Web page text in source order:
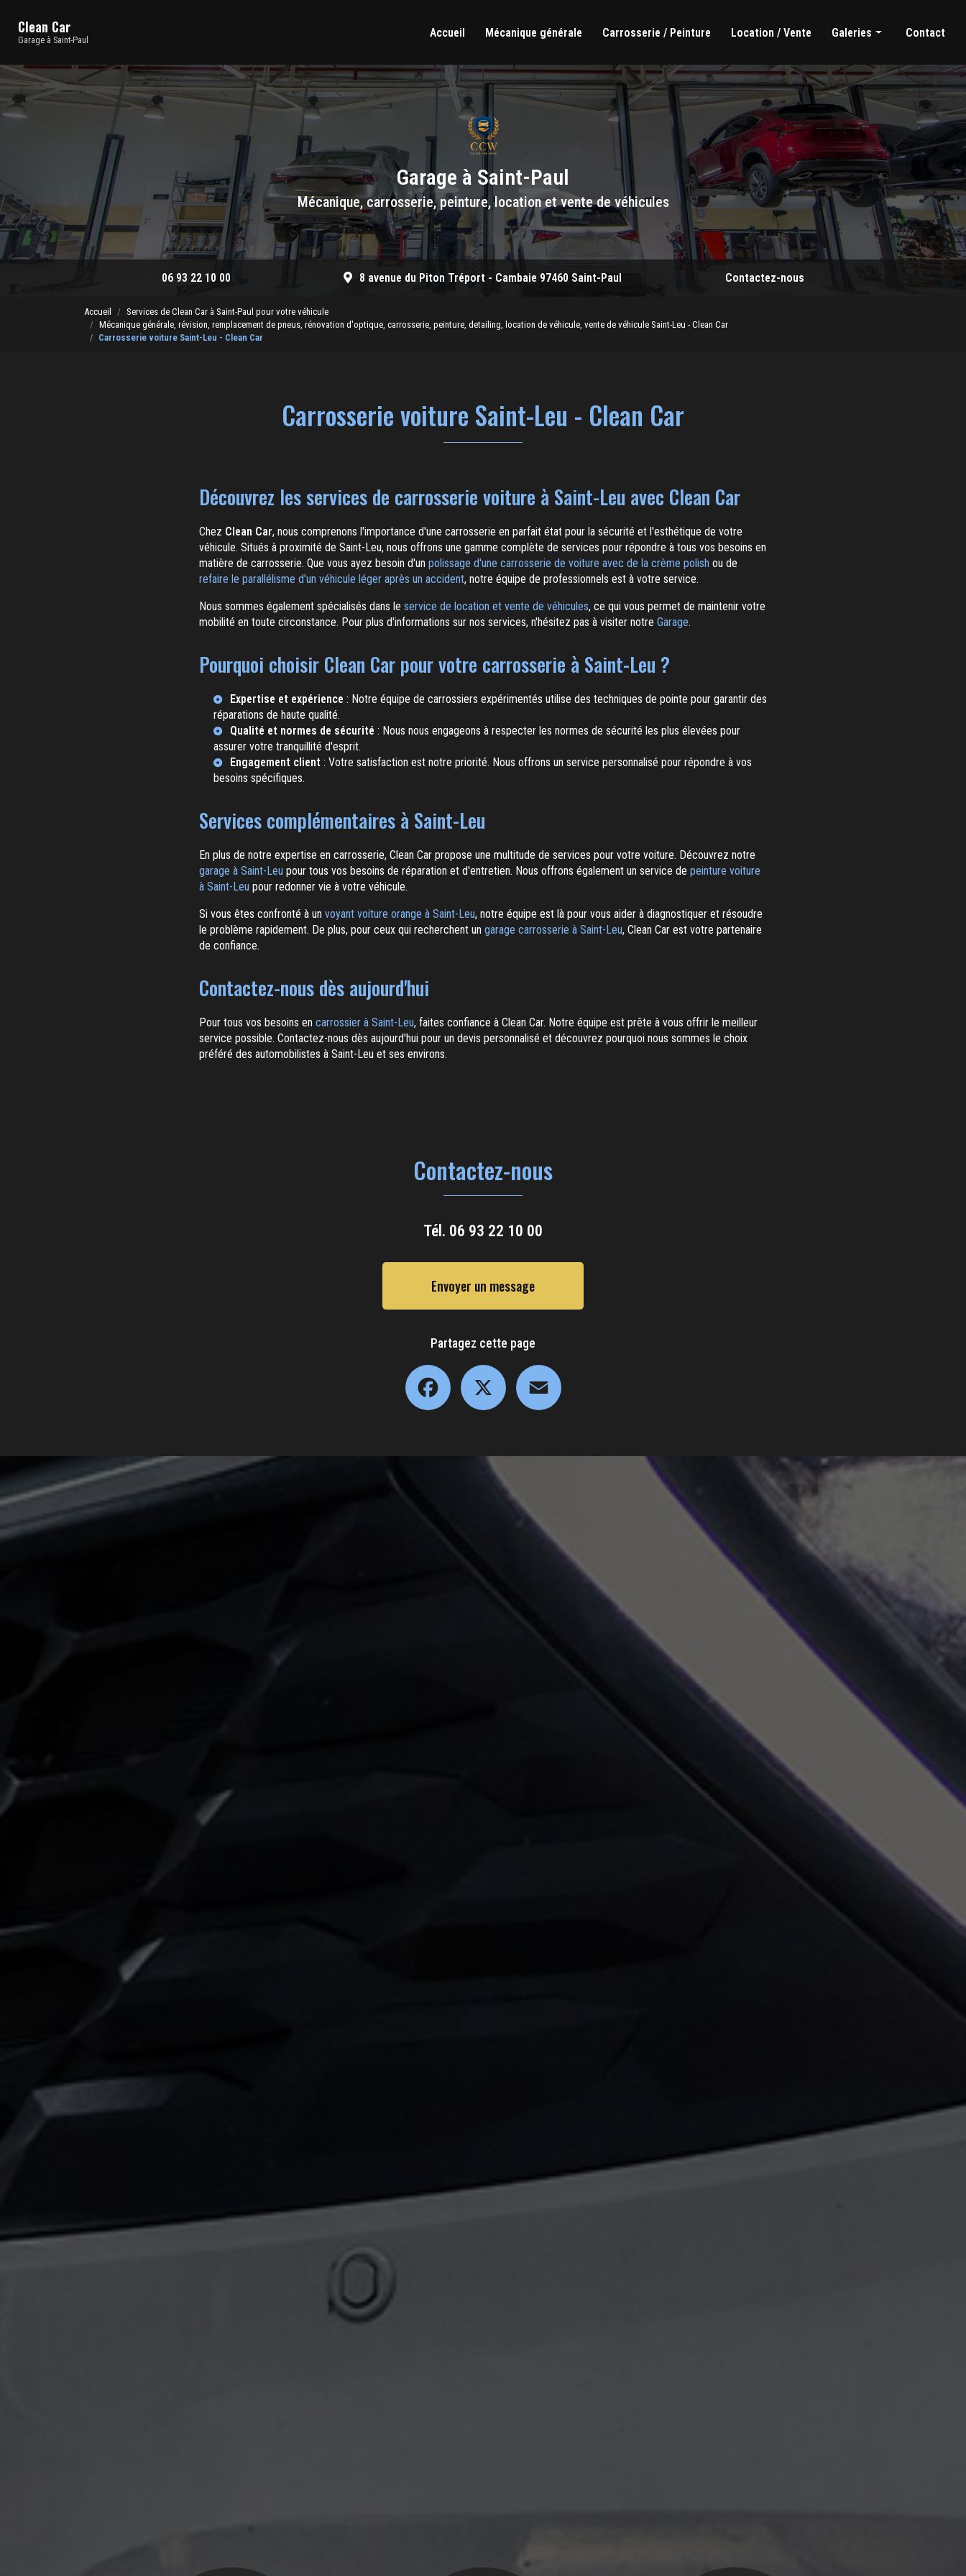
contenu
Clean Car
Garage à Saint-Paul
Accueil
Mécanique générale Carrosserie / Peinture Location / Vente Galeries
Mécanique générale
Carrosserie / Peinture
Location / Vente
Contact
Garage à Saint-Paul
Mécanique, carrosserie, peinture, location et vente de véhicules
06 93 22 10 00 8 avenue du Piton Tréport - Cambaie 97460 Saint-Paul Contactez-nous
Accueil
Services de Clean Car à Saint-Paul pour votre véhicule
Mécanique générale, révision, remplacement de pneus, rénovation d'optique, carrosserie, peinture, detailing, location de véhicule, vente de véhicule Saint-Leu - Clean Car
Carrosserie voiture Saint-Leu - Clean Car
Carrosserie voiture Saint-Leu - Clean Car
Découvrez les services de carrosserie voiture à Saint-Leu avec Clean Car
Chez Clean Car, nous comprenons l'importance d'une carrosserie en parfait état pour la sécurité et l'esthétique de votre
véhicule. Situés à proximité de Saint-Leu, nous offrons une gamme complète de services pour répondre à tous vos besoins en
matière de carrosserie. Que vous ayez besoin d'un polissage d'une carrosserie de voiture avec de la crème polish ou de
refaire le parallélisme d'un véhicule léger après un accident, notre équipe de professionnels est à votre service.
Nous sommes également spécialisés dans le service de location et vente de véhicules, ce qui vous permet de maintenir votre
mobilité en toute circonstance. Pour plus d'informations sur nos services, n'hésitez pas à visiter notre Garage.
Pourquoi choisir Clean Car pour votre carrosserie à Saint-Leu ?
Expertise et expérience : Notre équipe de carrossiers expérimentés utilise des techniques de pointe pour garantir des
réparations de haute qualité.
Qualité et normes de sécurité : Nous nous engageons à respecter les normes de sécurité les plus élevées pour
assurer votre tranquillité d'esprit.
Engagement client : Votre satisfaction est notre priorité. Nous offrons un service personnalisé pour répondre à vos
besoins spécifiques.
Services complémentaires à Saint-Leu
En plus de notre expertise en carrosserie, Clean Car propose une multitude de services pour votre voiture. Découvrez notre
garage à Saint-Leu pour tous vos besoins de réparation et d'entretien. Nous offrons également un service de peinture voiture
à Saint-Leu pour redonner vie à votre véhicule.
Si vous êtes confronté à un voyant voiture orange à Saint-Leu, notre équipe est là pour vous aider à diagnostiquer et résoudre
le problème rapidement. De plus, pour ceux qui recherchent un garage carrosserie à Saint-Leu, Clean Car est votre partenaire
de confiance.
Contactez-nous dès aujourd'hui
Pour tous vos besoins en carrossier à Saint-Leu, faites confiance à Clean Car. Notre équipe est prête à vous offrir le meilleur
service possible. Contactez-nous dès aujourd'hui pour un devis personnalisé et découvrez pourquoi nous sommes le choix
préféré des automobilistes à Saint-Leu et ses environs.
Contactez-nous
Tél. 06 93 22 10 00
Envoyer un message
Partagez cette page
Facebook